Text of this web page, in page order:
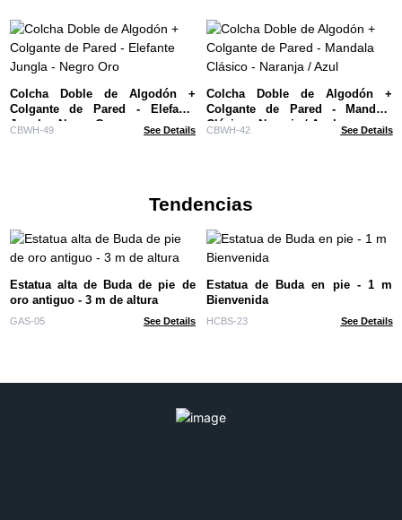
Colcha Doble de Algodón +
Colgante de Pared - Elefante
Jungla - Negro Oro
CBWH-49 See Details
Colcha Doble de Algodón +
Colgante de Pared - Mandala
Clásico - Naranja / Azul
CBWH-42 See Details
Tendencias
Estatua alta de Buda de pie de
oro antiguo - 3 m de altura
GAS-05 See Details
Estatua de Buda en pie - 1 m
Bienvenida
HCBS-23 See Details